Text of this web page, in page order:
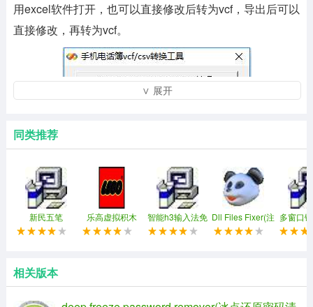
用excel软件打开，也可以直接修改后转为vcf，导出后可以
直接修改，再转为vcf。
使用方法
1、手机导出vcard格式的通讯录
并假设其文件名称为00001.vcf。
注：如果还没有导出通讯录，可以按照以下方法导出：
∨ 展开
同类推荐
新民五笔
乐高虚拟积木
(ldd)
智能h3输入法免
费修改版
Dll Files Fixer(注
册表修复工具)
多窗口
同步控
相关版本